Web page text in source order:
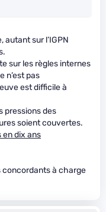
autant sur l’IGPN
sur les règles internes
n’est pas
est difficile à
pressions des
soient couvertes.
en dix ans
concordants à charge